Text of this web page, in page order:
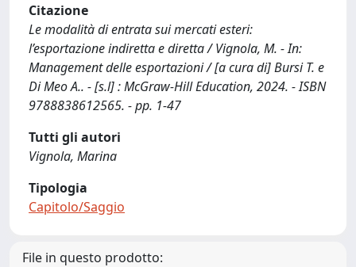
Citazione
Le modalità di entrata sui mercati esteri:
l’esportazione indiretta e diretta / Vignola, M. - In:
Management delle esportazioni / [a cura di] Bursi T. e
Di Meo A.. - [s.l] : McGraw-Hill Education, 2024. - ISBN
9788838612565. - pp. 1-47
Tutti gli autori
Vignola, Marina
Tipologia
Capitolo/Saggio
File in questo prodotto: